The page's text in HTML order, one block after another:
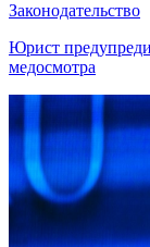
Законодательство
Юрист
медосмотра